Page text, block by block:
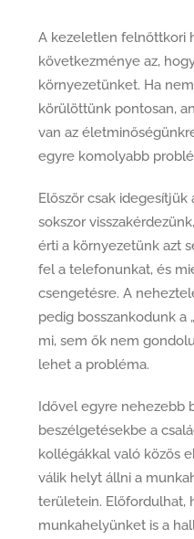
A kezeletlen felnőttkori
következménye az,
környezetünket. Ha
körülöttünk pontosan,
van az
egyre komolyabb
Először csak idegesítjük
sokszor
érti a környezetünk azt
fel a telefonunkat, és
csengetésre. A
pedig bosszankodunk a
mi, sem ők nem
lehet a probléma.
Idővel egyre nehezebb
beszélgetésekbe a
kollégákkal való közös
válik helyt állni a
területein. Előfordulhat,
munkahelyünket is a